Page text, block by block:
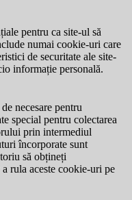
pentru ca site-ul să
numai cookie-uri care
de securitate ale site-
informație personală.
necesare pentru
special pentru colectarea
prin intermediul
încorporate sunt
să obțineți
rula aceste cookie-uri pe